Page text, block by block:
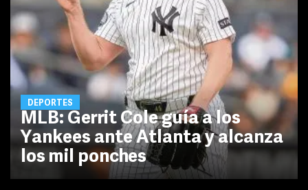
DEPORTES
MLB: Gerrit Cole guía a los
Yankees ante Atlanta y alcanza
los mil ponches